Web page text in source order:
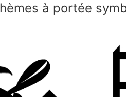
à portée